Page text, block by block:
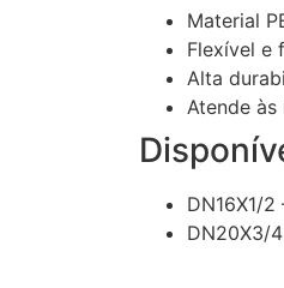
Material
Flexível e
Alta
Atende às
DN16X1/2
DN20X3/